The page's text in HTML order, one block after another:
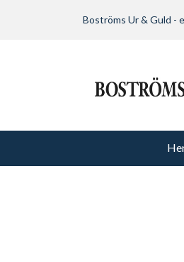
Boströms Ur & Guld -